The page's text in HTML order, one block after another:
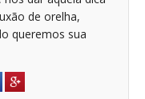
de orelha,
queremos sua